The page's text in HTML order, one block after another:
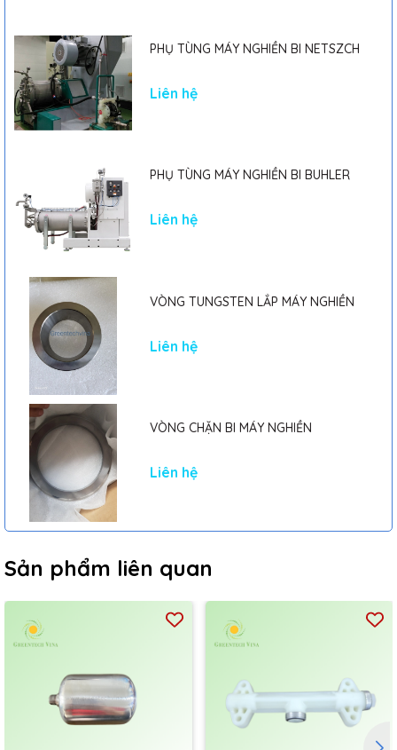
PHỤ TÙNG MÁY NGHIỀN BI NETSZCH
Liên hệ
PHỤ TÙNG MÁY NGHIỀN BI BUHLER
Liên hệ
VÒNG TUNGSTEN LẮP MÁY NGHIỀN
Liên hệ
VÒNG CHẶN BI MÁY NGHIỀN
Liên hệ
Sản phẩm liên quan